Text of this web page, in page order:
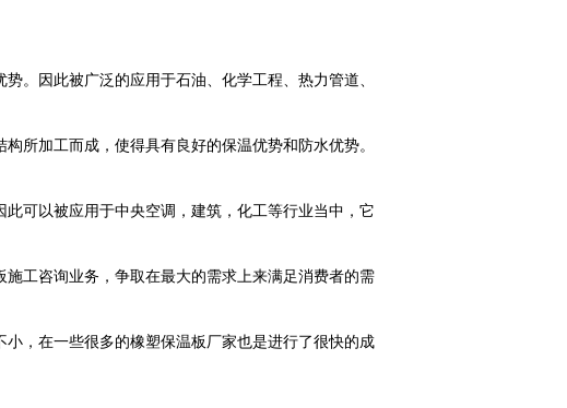
。因此被广泛的应用于石油、化学工程、热力管道、
所加工而成，使得具有良好的保温优势和防水优势。
可以被应用于中央空调，建筑，化工等行业当中，它
工咨询业务，争取在最大的需求上来满足消费者的需
，在一些很多的橡塑保温板厂家也是进行了很快的成